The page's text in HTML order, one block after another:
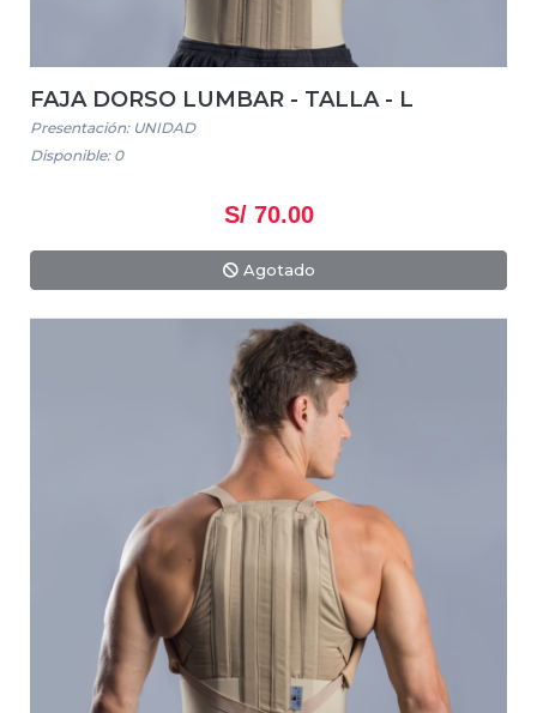
FAJA DORSO LUMBAR - TALLA - L
Presentación: UNIDAD
Disponible: 0
S/ 70.00
Agotado